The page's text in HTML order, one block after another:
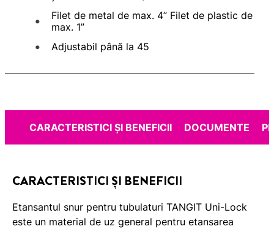
Filet de metal de max. 4” Filet de plastic de
max. 1”
Adjustabil până la 45
CARACTERISTICI ȘI BENEFICII DOCUMENTE
CARACTERISTICI ȘI BENEFICII
Etansantul snur pentru tubulaturi TANGIT Uni-Lock
este un material de uz general pentru etansarea